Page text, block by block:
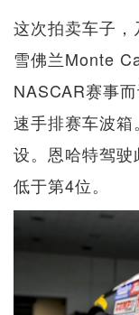
这次拍卖车子
雪佛兰Monte
NASCAR赛事
速手排赛车波
设。恩哈特驾
低于第4位。